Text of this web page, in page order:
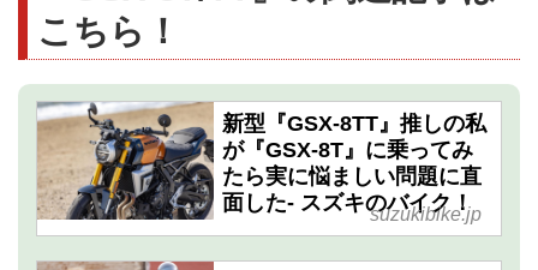
こちら！
新型『GSX-8TT』推しの私
が『GSX-8T』に乗ってみ
たら実に悩ましい問題に直
面した- スズキのバイク！
suzukibike.jp